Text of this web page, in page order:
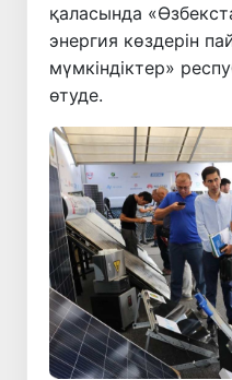
қаласында
энергия көздерін
мүмкіндіктер»
өтуде.